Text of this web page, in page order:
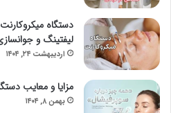
لیفتینگ و
اردیبهشت ۲۴, ۱۴۰۴
مزایا و معایب
بهمن ۸, ۱۴۰۴